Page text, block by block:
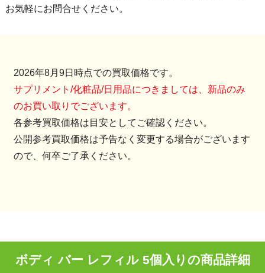
お気軽にお問合せください。
2026年8月9日時点での買取価格です。
サプリメント/化粧品/日用品につきましては、新品のみ
のお買い取りでございます。
各参考買取価格は目安としてご確認ください。
公開参考買取価格は予告なく変更する場合がございます
ので、何卒ご了承ください。
ボディ バー レフィル 5個入りの商品詳細